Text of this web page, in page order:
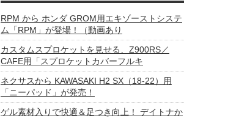
RPM から ホンダ GROM用エキゾーストシステ
ム「RPM」が登場！（動画あり
カスタムスプロケットを見せる、Z900RS／
CAFE用「スプロケットカバーフルキ
ネクサスから KAWASAKI H2 SX（18-22）用
「ニーパッド」が発売！
ゲル素材入りで快適＆足つき向上！ デイトナか